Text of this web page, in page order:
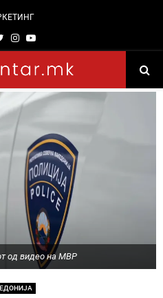
TwitterInstagram
Youtube
од видео на МВР